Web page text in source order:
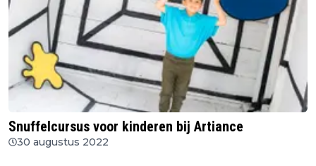
Snuffelcursus voor kinderen bij Artiance
30 augustus 2022